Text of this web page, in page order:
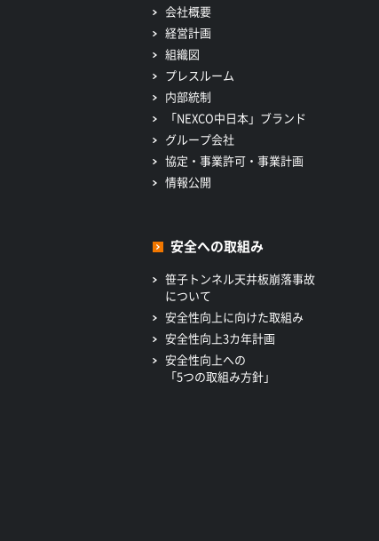
会社概要
経営計画
組織図
プレスルーム
内部統制
「NEXCO中日本」ブランド
グループ会社
協定・事業許可・事業計画
情報公開
安全への取組み
笹子トンネル天井板崩落事故
について
安全性向上に向けた取組み
安全性向上3カ年計画
安全性向上への
「5つの取組み方針」